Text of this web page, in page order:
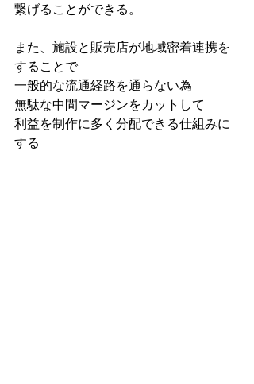
繋げることができる。
また、施設と販売店が地域密着連携を
することで
一般的な流通経路を通らない為
無駄な中間マージンをカットして
利益を制作に多く分配できる仕組みに
する